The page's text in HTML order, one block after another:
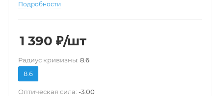
Подробности
1 390 ₽/шт
Pадиус кривизны: 8.6
8.6
Оптическая сила: -3.00